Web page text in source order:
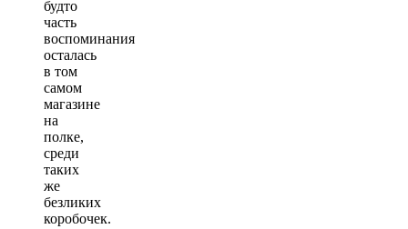
будто
часть
воспоминания
осталась
в том
самом
магазине
на
полке,
среди
таких
же
безликих
коробочек.